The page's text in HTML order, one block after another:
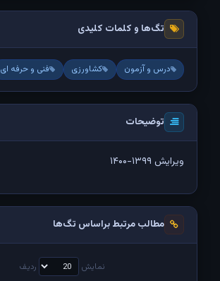
تگ‌ها و کلمات کلیدی
درس و آزمون کشاورزی فنی و حرفه ای
توضیحات
ویرایش ۱۳۹۹-۱۴۰۰
مطالب مرتبط براساس تگ‌ها
نمایش ردیف